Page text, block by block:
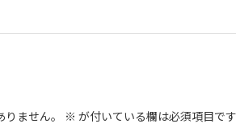
ません。 ※ が付いている欄は必須項目です